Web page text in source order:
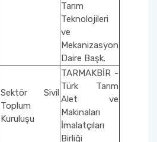
Tarım
Teknolojileri
ve
Mekanizasyon
Daire Başk.
Sektör Sivil
Toplum
Kuruluşu
TARMAKBİR -
Türk Tarım
Alet ve
Makinaları
İmalatçıları
Birliği